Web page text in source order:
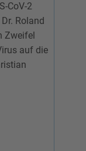
CoV-2
Roland
Zweifel
auf die